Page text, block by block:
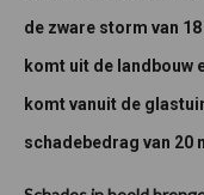
de zware storm van
komt uit de landbouw
komt vanuit de
schadebedrag van 20